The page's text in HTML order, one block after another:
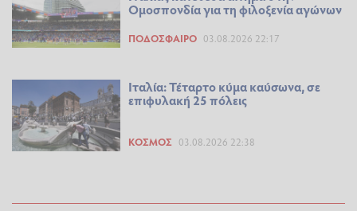
Ομοσπονδία για τη φιλοξενία αγώνων
ΠΟΔΌΣΦΑΙΡΟ 03.08.2026 22:17
Ιταλία: Τέταρτο κύμα καύσωνα, σε
επιφυλακή 25 πόλεις
ΚΌΣΜΟΣ 03.08.2026 22:38